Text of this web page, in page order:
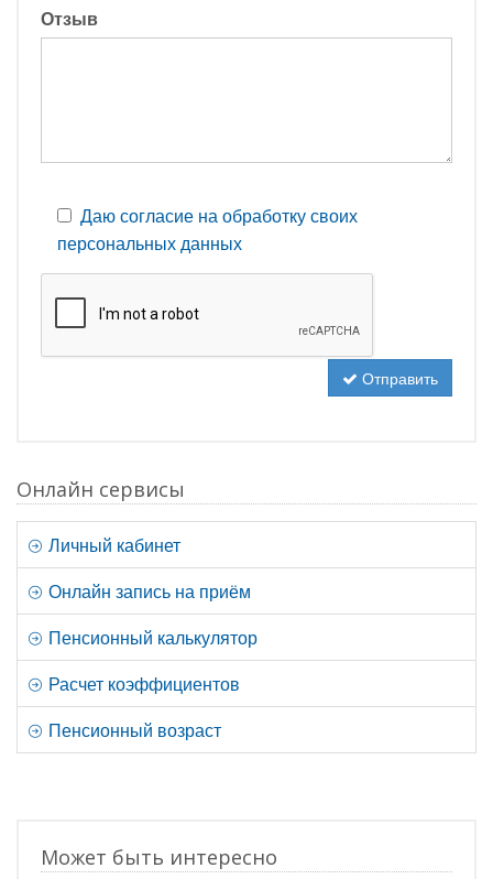
Отзыв
Даю согласие на обработку своих
персональных данных
Отправить
Онлайн сервисы
Личный кабинет
Онлайн запись на приём
Пенсионный калькулятор
Расчет коэффициентов
Пенсионный возраст
Может быть интересно